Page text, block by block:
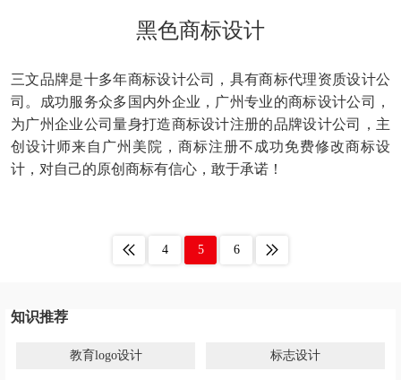
白巧克力logo设计 包子logo设计
白酒logo设计 办公用品logo设计
玻璃水logo设计 百货logo设计
便利店logo设计 北美洲银行logo设计
茶饮logo设计
车企logo设计
充电宝logo设计
黑色商标设计
三文品牌是十多年商标设计公司，具有商标代理资质设计公
司。成功服务众多国内外企业，广州专业的商标设计公司，
为广州企业公司量身打造商标设计注册的品牌设计公司，主
创设计师来自广州美院，商标注册不成功免费修改商标设
计，对自己的原创商标有信心，敢于承诺！
4 5 6
知识推荐
教育logo设计 标志设计